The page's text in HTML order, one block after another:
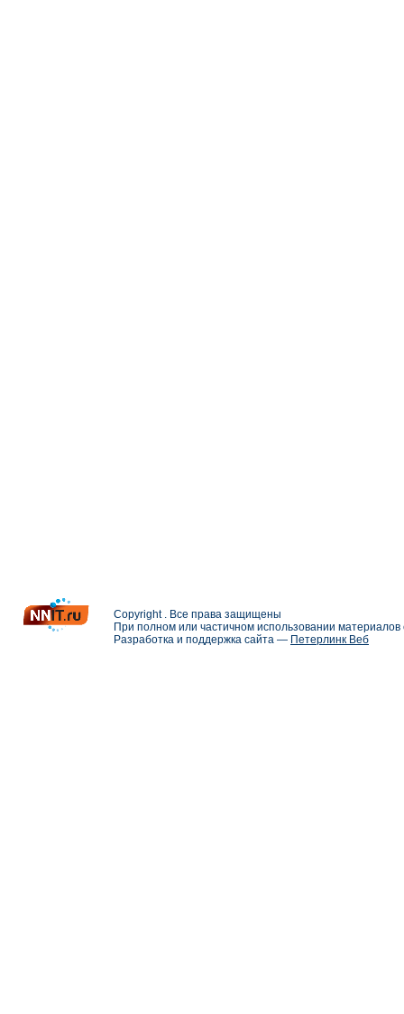
Copyright . Все права защищены
При полном или частичном использовании
Разработка и поддержка сайта — Петерлинк Веб